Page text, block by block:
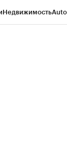
Недвижимость